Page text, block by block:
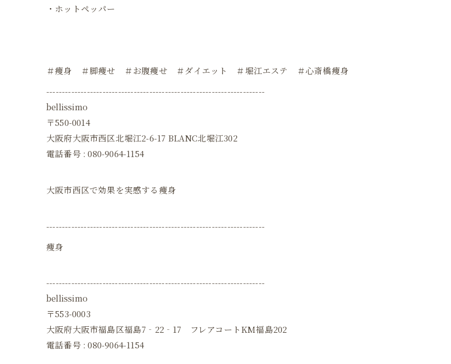
・ホットペッパー
＃痩身 ＃脚痩せ ＃お腹痩せ ＃ダイエット ＃堀江エステ ＃心斎橋痩身
----------------------------------------------------------------------
bellissimo
〒550-0014
大阪府大阪市西区北堀江2-6-17 BLANC北堀江302
電話番号 : 080-9064-1154
大阪市西区で効果を実感する痩身
----------------------------------------------------------------------
痩身
----------------------------------------------------------------------
bellissimo
〒553-0003
大阪府大阪市福島区福島7‐22‐17 フレアコートKM福島202
電話番号 :080-9064-1154